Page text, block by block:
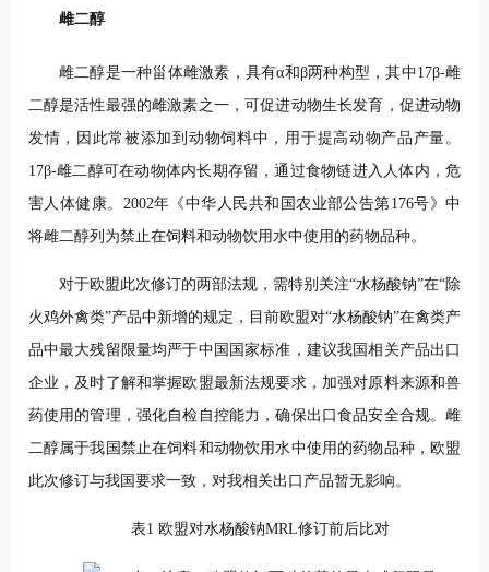
雌二醇
雌二醇是一种甾体雌激素，具有α和β两种构型，其中17β-雌
二醇是活性最强的雌激素之一，可促进动物生长发育，促进动物
发情，因此常被添加到动物饲料中，用于提高动物产品产量。
17β-雌二醇可在动物体内长期存留，通过食物链进入人体内，危
害人体健康。2002年《中华人民共和国农业部公告第176号》中
将雌二醇列为禁止在饲料和动物饮用水中使用的药物品种。
对于欧盟此次修订的两部法规，需特别关注“水杨酸钠”在“除
火鸡外禽类”产品中新增的规定，目前欧盟对“水杨酸钠”在禽类产
品中最大残留限量均严于中国国家标准，建议我国相关产品出口
企业，及时了解和掌握欧盟最新法规要求，加强对原料来源和兽
药使用的管理，强化自检自控能力，确保出口食品安全合规。雌
二醇属于我国禁止在饲料和动物饮用水中使用的药物品种，欧盟
此次修订与我国要求一致，对我相关出口产品暂无影响。
表1 欧盟对水杨酸钠MRL修订前后比对